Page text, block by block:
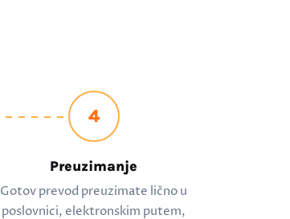
4
Preuzimanje
Gotov prevod preuzimate lično u
poslovnici, elektronskim putem,